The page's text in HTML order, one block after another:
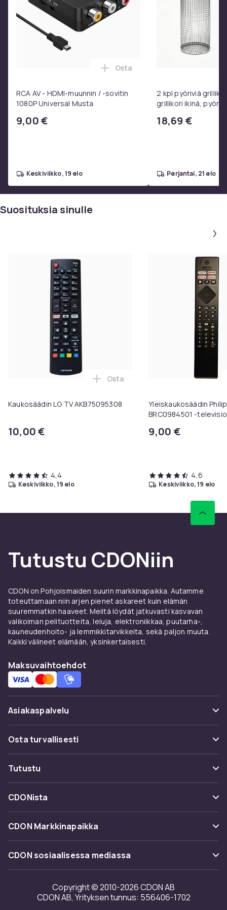
- För 12volt/230volt
Tuotenro
4850c9d1-0aa5-4d3b-869e-ffb4e439b65e
RCA AV - HDMI-muunnin / -sovitin
1080P Universal Musta
9,00 €
Lisää RCA AV - HDMI-
Osta
keskiviikko, 19 elo
2 kpl pyöriviä
grillikori ikinä,
valmistettu
18,69 €
perjantai, 21 elo
Suosituksia sinulle
Kaukosäädin LG TV AKB75095308
10,00 €
Lisää Kaukosäädin LG TV
Osta
4,4
keskiviikko, 19 elo
Yleiskaukosäädin
BRC0984501 -
9,00 €
4,6
keskiviikko, 19 elo
Tutustu CDONiin
CDON on Pohjoismaiden suurin markkinapaikka. Autamme
toteuttamaan niin arjen pienet askareet kuin elämän
suuremmatkin haaveet. Meiltä löydät jatkuvasti kasvavan
valikoiman pelituotteita, leluja, elektroniikkaa, puutarha-,
kauneudenhoito- ja lemmikkitarvikkeita, sekä paljon muuta.
Kaikki välineet elämään, yksinkertaisesti.
Maksuvaihtoehdot
Asiakaspalvelu
Usein kysyttyä (UKK)
Seuraa pakettia
Ota yhteyttä
Osta turvallisesti
Maksuvaihtoehdot
Toimitus
Takaisinvedot
Tutustu
Kategoriat
Tuotemerkit
CDONista
Tietoa meistä
Asiakasarvionnit
Investor relations
Saavutettavuusseloste
CDON Markkinapaikka
Merchant Help Center
CDON sosiaalisessa mediassa
Copyright © 2010-2026 CDON AB
CDON AB, Yrityksen tunnus: 556406-1702